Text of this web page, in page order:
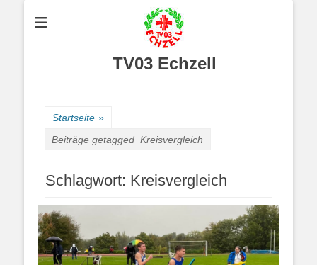
TV03 Echzell
Startseite »
Beiträge getagged Kreisvergleich
Schlagwort: Kreisvergleich